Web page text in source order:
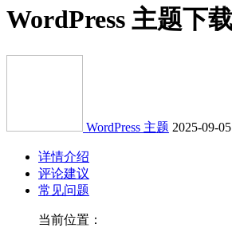
WordPress 主题下
WordPress 主题 2025-09-05
详情介绍
评论建议
常见问题
当前位置：